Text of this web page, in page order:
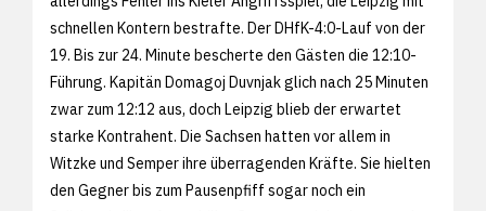
schnellen Kontern bestrafte. Der DHfK-4:0-Lauf von der
19. Bis zur 24. Minute bescherte den Gästen die 12:10-
Führung. Kapitän Domagoj Duvnjak glich nach 25 Minuten
zwar zum 12:12 aus, doch Leipzig blieb der erwartet
starke Kontrahent. Die Sachsen hatten vor allem in
Witzke und Semper ihre überragenden Kräfte. Sie hielten
den Gegner bis zum Pausenpfiff sogar noch ein